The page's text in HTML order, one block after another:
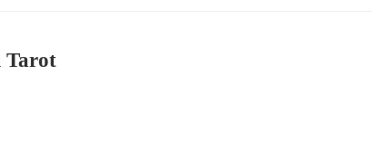
Tarot